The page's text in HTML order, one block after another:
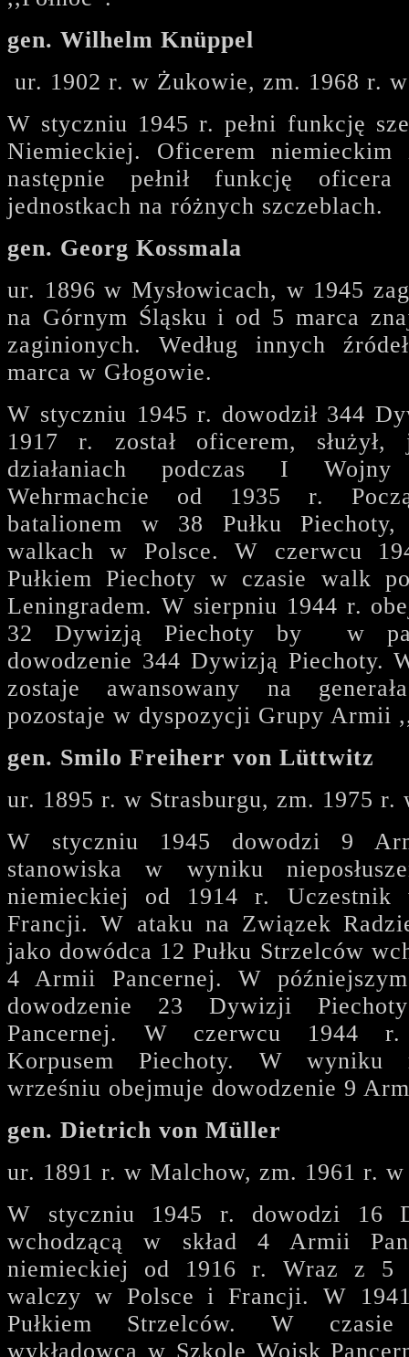
gen. Wilhelm Knüppel
ur. 1902 r. w Żukowie, zm. 1968 r.
W styczniu 1945 r. pełni funkcję
Niemieckiej. Oficerem
następnie pełnił funkcję
jednostkach na różnych szczeblach.
gen. Georg Kossmala
ur. 1896 w Mysłowicach, w 1945
na Górnym Śląsku i od 5 marca
zaginionych. Według innych
marca w Głogowie.
W styczniu 1945 r. dowodził 344
1917 r. został oficerem,
działaniach podczas I
Wehrmachcie od 1935 r.
batalionem w 38 Pułku
walkach w Polsce. W czerwcu
Pułkiem Piechoty w czasie walk
Leningradem. W sierpniu 1944 r.
32 Dywizją Piechoty by w
dowodzenie 344 Dywizją Piechoty.
zostaje awansowany na
pozostaje w dyspozycji Grupy Armii
gen. Smilo Freiherr von Lüttwitz
ur. 1895 r. w Strasburgu, zm. 1975
W styczniu 1945 dowodzi 9
stanowiska w wyniku
niemieckiej od 1914 r.
Francji. W ataku na Związek
jako dowódca 12 Pułku Strzelców
4 Armii Pancernej. W
dowodzenie 23 Dywizji
Pancernej. W czerwcu 1944
Korpusem Piechoty. W wyniku
wrześniu obejmuje dowodzenie 9
gen. Dietrich von Müller
ur. 1891 r. w Malchow, zm. 1961 r.
W styczniu 1945 r. dowodzi 16
wchodzącą w skład 4 Armii
niemieckiej od 1916 r. Wraz z 5
walczy w Polsce i Francji. W
Pułkiem Strzelców. W
wykładowcą w Szkole Wojsk